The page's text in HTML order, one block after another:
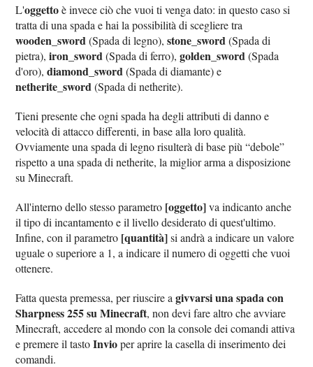
L'oggettoè invece ciò che vuoi ti venga dato: in questo caso si
tratta di una spada e hai la possibilità di scegliere tra
wooden_sword(Spada di legno),stone_sword(Spada di
pietra),iron_sword(Spada di ferro),golden_sword(Spada
d'oro),diamond_sword(Spada di diamante) e
netherite_sword(Spada di netherite).
Tieni presente che ogni spada ha degli attributi di danno e
velocità di attacco differenti, in base alla loro qualità.
Ovviamente una spada di legno risulterà di base più “debole”
rispetto a una spada di netherite, la miglior arma a disposizione
su Minecraft.
All'interno dello stesso parametro [oggetto]va indicanto anche
il tipo di incantamento e il livello desiderato di quest'ultimo.
Infine, con il parametro [quantità]si andrà a indicare un valore
uguale o superiore a 1, a indicare il numero di oggetti che vuoi
ottenere.
Fatta questa premessa, per riuscire agivvarsi una spada con
Sharpness 255 su Minecraft, non devi fare altro che avviare
Minecraft, accedere al mondo con la console dei comandi attiva
e premere il tastoInvioper aprire la casella di inserimento dei
comandi.